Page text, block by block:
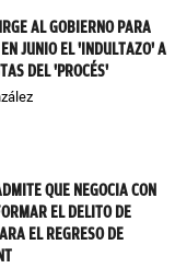
AL GOBIERNO PARA
JUNIO EL 'INDULTAZO' A
DEL 'PROCÉS'
QUE NEGOCIA CON
EL DELITO DE
EL REGRESO DE